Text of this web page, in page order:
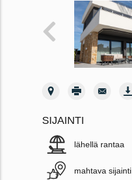
SIJAINTI
lähellä rantaa
mahtava sijainti